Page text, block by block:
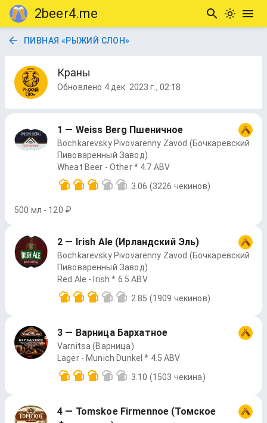
2beer4.me
ПИВНАЯ «РЫЖИЙ СЛОН»
Краны
Обновлено 4 дек. 2023 г., 02:18
1 — Weiss Berg Пшеничное
Bochkarevsky Pivovarenny Zavod (Бочкаревский
Пивоваренный Завод)
Wheat Beer - Other * 4.7 ABV
3.06 (3226 чекинов)
500 мл - 120 ₽
2 — Irish Ale (Ирландский Эль)
Bochkarevsky Pivovarenny Zavod (Бочкаревский
Пивоваренный Завод)
Red Ale - Irish * 6.5 ABV
2.85 (1909 чекинов)
3 — Варница Бархатное
Varnitsa (Варница)
Lager - Munich Dunkel * 4.5 ABV
3.10 (1503 чекина)
4 — Tomskoe Firmennoe (Томское